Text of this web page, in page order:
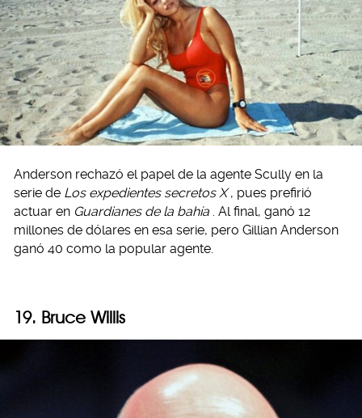
Anderson rechazó el papel de la agente Scully en la
serie de Los expedientes secretos X , pues prefirió
actuar en Guardianes de la bahía . Al final, ganó 12
millones de dólares en esa serie, pero Gillian Anderson
ganó 40 como la popular agente.
19. Bruce Willis